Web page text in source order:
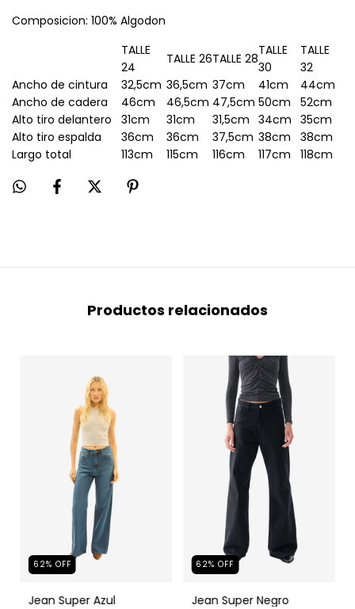
Composicion: 100% Algodon
TALLE
24
TALLE 26TALLE 28
TALLE
30
TALLE
32
Ancho de cintura
32,5cm 36,5cm 37cm 41cm
44cm
Ancho de cadera
46cm 46,5cm 47,5cm 50cm
52cm
Alto tiro delantero
31cm 31cm 31,5cm 34cm 35cm
Alto tiro espalda
36cm 36cm 37,5cm 38cm
38cm
Largo total
113cm 115cm 116cm 117cm 118cm
Productos relacionados
62% OFF
Jean Super Azul
62%OFF
Jean Super Negro